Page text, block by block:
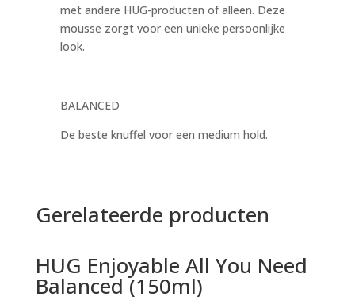
met andere HUG-producten of alleen. Deze
mousse zorgt voor een unieke persoonlijke
look.
BALANCED
De beste knuffel voor een medium hold.
Gerelateerde producten
HUG Enjoyable All You Need
Balanced (150ml)